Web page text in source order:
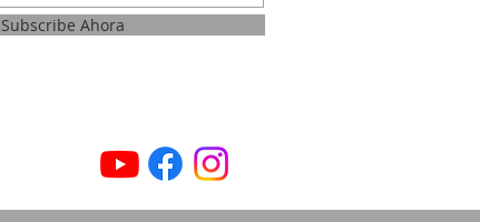
Subscribe Ahora